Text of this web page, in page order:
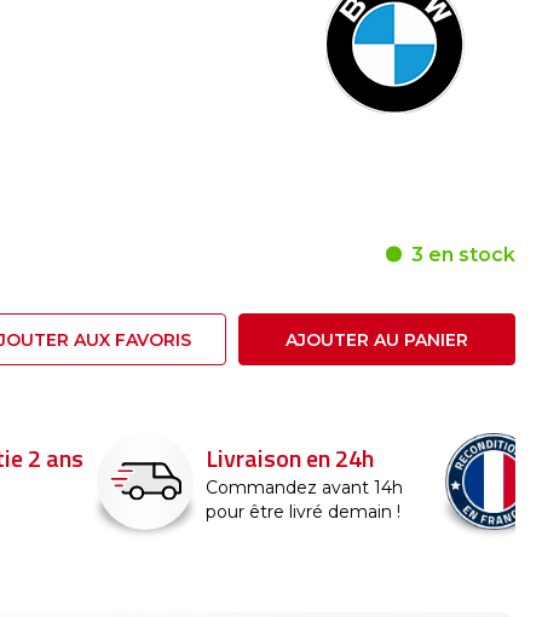
3 en stock
AUX FAVORIS AJOUTER AU PANIER
Reconditionné en
France